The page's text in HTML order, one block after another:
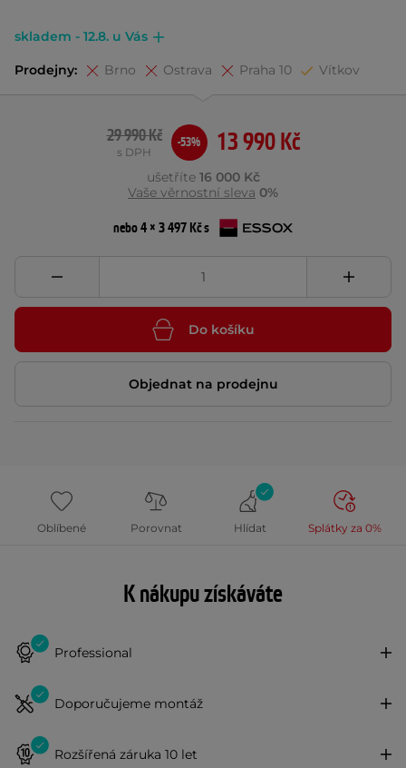
skladem - 12.8. u Vás
Prodejny: Brno Ostrava Praha 10 Vítkov
13 990 Kč
29 990 Kč
s DPH
-53%
ušetříte 16 000 Kč
Vaše věrnostní sleva 0%
nebo 4 × 3 497 Kč s
Do košíku
Objednat na prodejnu
Oblíbené Porovnat Hlídat Splátky za 0%
K nákupu získáváte
Professional
Doporučujeme montáž
Rozšířená záruka 10 let